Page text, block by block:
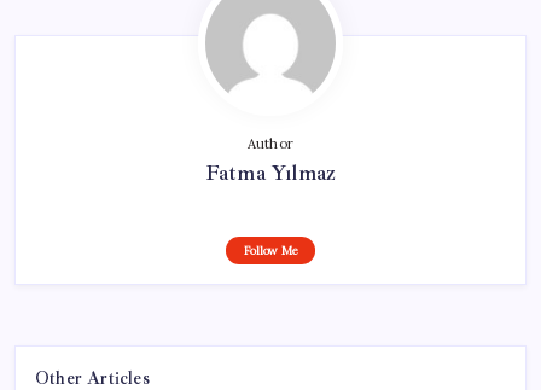
Author
Fatma Yılmaz
Follow Me
Other Articles